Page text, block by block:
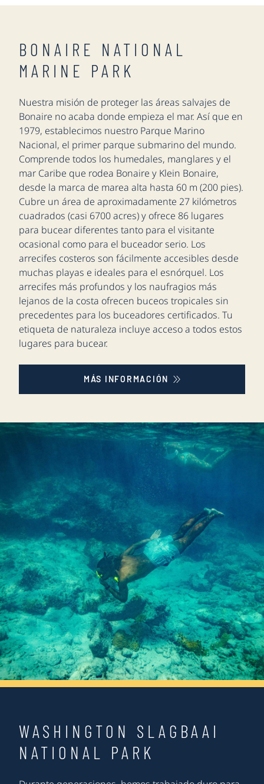
BONAIRE NATIONAL
MARINE PARK
Nuestra misión de proteger las áreas salvajes de
Bonaire no acaba donde empieza el mar. Así que en
1979, establecimos nuestro Parque Marino
Nacional, el primer parque submarino del mundo.
Comprende todos los humedales, manglares y el
mar Caribe que rodea Bonaire y Klein Bonaire,
desde la marca de marea alta hasta 60 m (200 pies).
Cubre un área de aproximadamente 27 kilómetros
cuadrados (casi 6700 acres) y ofrece 86 lugares
para bucear diferentes tanto para el visitante
ocasional como para el buceador serio. Los
arrecifes costeros son fácilmente accesibles desde
muchas playas e ideales para el esnórquel. Los
arrecifes más profundos y los naufragios más
lejanos de la costa ofrecen buceos tropicales sin
precedentes para los buceadores certificados. Tu
etiqueta de naturaleza incluye acceso a todos estos
lugares para bucear.
MÁS INFORMACIÓN
WASHINGTON SLAGBAAI
NATIONAL PARK